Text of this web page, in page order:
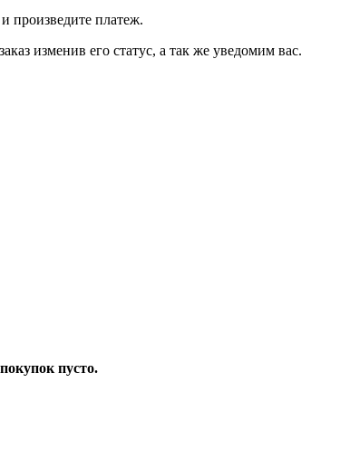
произведите платеж.
изменив его статус, а так же уведомим вас.
пусто.